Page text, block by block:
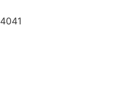
4041